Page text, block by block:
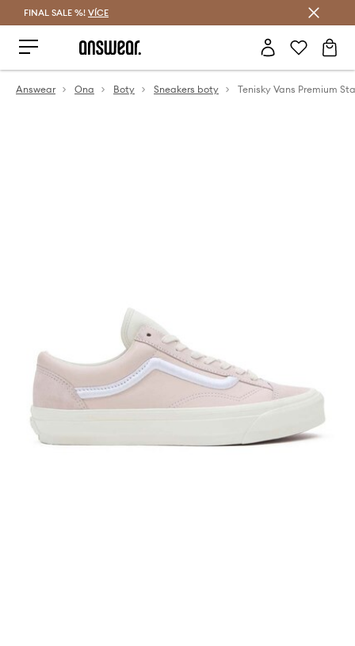
FINAL SALE %! VÍCE
Answear Ona Boty Sneakers boty